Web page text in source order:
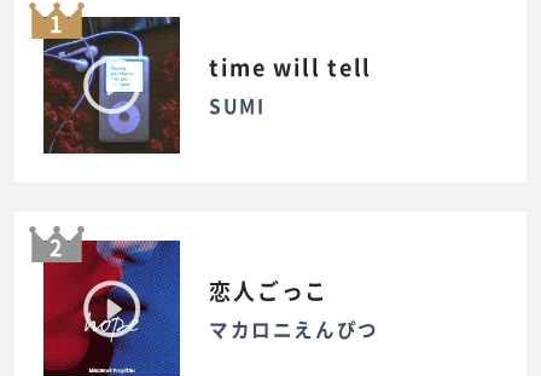
1
time will tell
SUMI
2
恋人ごっこ
マカロニえんぴつ